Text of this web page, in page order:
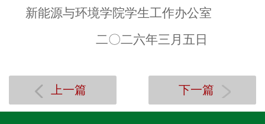
新能源与环境学院学生工作办公室
二〇二六年三月五日
上一篇 下一篇